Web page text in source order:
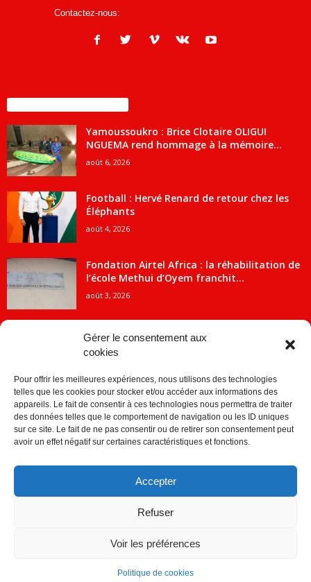
Gérer le consentement aux
cookies
Pour offrir les meilleures expériences, nous utilisons des technologies
telles que les cookies pour stocker et/ou accéder aux informations des
appareils. Le fait de consentir à ces technologies nous permettra de traiter
des données telles que le comportement de navigation ou les ID uniques
sur ce site. Le fait de ne pas consentir ou de retirer son consentement peut
avoir un effet négatif sur certaines caractéristiques et fonctions.
Accepter
Refuser
Voir les préférences
Politique de cookies
Contactez-nous:
Yamoussoukro : Brice Clotaire OLIGUI
NGUEMA rend hommage à la mémoire...
août 6, 2026
Football : Hervé Renard de retour chez les
Éléphants
août 4, 2026
Fondation Airtel Africa : la réhabilitation de
l’école Methui d’Oyem franchit...
août 3, 2026
CATÉGORIE POPULAIRE
ACTUALITES
Economie 2091
1840
Société
Sport 859
© © Copyright 2014 - CDJ Médias - tous droits reservés